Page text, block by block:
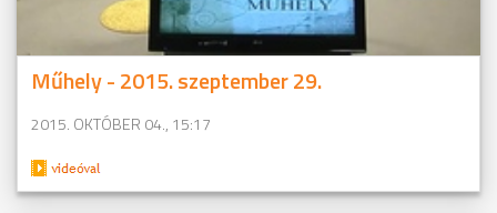
Műhely - 2015. szeptember 29.
2015. OKTÓBER 04., 15:17